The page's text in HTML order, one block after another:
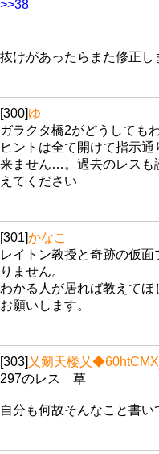
>>38
抜けがあったらまた修正し
[300]ゆ
ガラクタ橋2がどうしても
ヒントは全て開けて指示
来ません…。過去のレスも
えてください
[301]かなこ
レイトン教授と奇跡の仮
りません。
わかる人が居れば教えてほ
お願いします。
[303] 乂剱天楼乂
297のレス 草
自分も何故そんなこと書い